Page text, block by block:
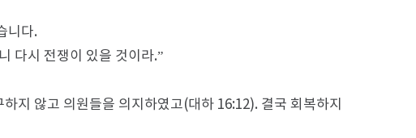
니다.
다시 전쟁이 있을 것이라.”
지 않고 의원들을 의지하였고(대하 16:12). 결국 회복하지